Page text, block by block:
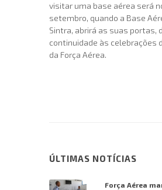
visitar uma base aérea será
setembro, quando a Base
Sintra, abrirá as suas portas,
continuidade às celebrações
da Força Aérea.
ÚLTIMAS NOTÍCIAS
Força Aérea